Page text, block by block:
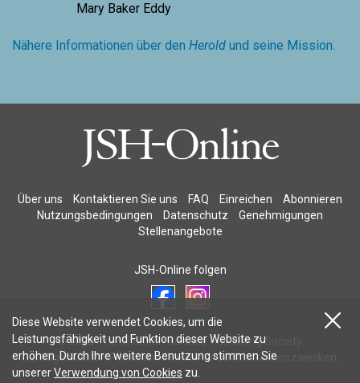
Mary Baker Eddy
Nähere Informationen über den Herold und seine Mission.
Über uns Kontaktieren Sie uns FAQ Einreichen
Abonnieren
Nutzungsbedingungen
Datenschutz
Genehmigungen
Stellenangebote
JSH-Online folgen
© 2026 The Christian Science Publishing Society.
Die abgebildeten Personen dienen nur zu Illustrationszwecken.
Diese Website verwendet Cookies, um die
Leistungsfähigkeit und Funktion dieser Website zu
erhöhen. Durch Ihre weitere Benutzung stimmen Sie
unsererVerwendung von Cookies zu.